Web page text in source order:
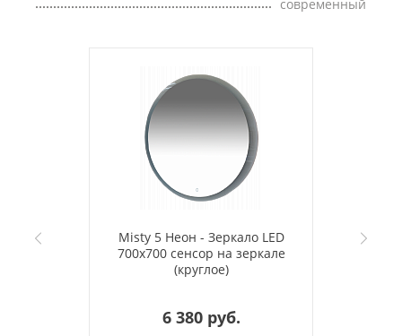
современный
Misty 5 Неон - Зеркало LED
700х700 сенсор на зеркале
(круглое)
6 380 руб.